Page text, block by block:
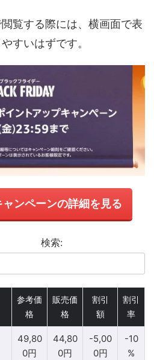
覧する際には、横画面で表
すいはずです。
ンペーンの詳細を見る
検索:
参考価
格
販売価
格
割引
額
割引
率
49,80
0円
44,80
0円
-5,00
0円
-10
%